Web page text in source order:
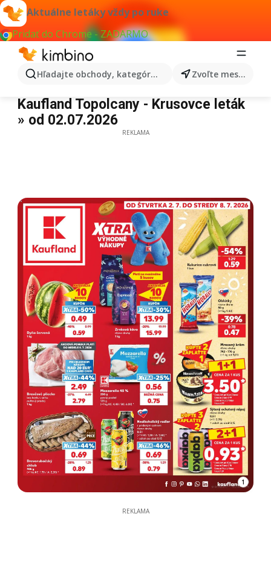
Aktuálne letáky vždy po ruke
Pridať do Chrome - ZADARMO
Hľadajte obchody, kategórie, produkty... Zvoľte mesto
Kaufland Topolcany - Krusovce leták
Kaufland Topolcany - Krusovce leták
» od 02.07.2026
REKLAMA
1
REKLAMA